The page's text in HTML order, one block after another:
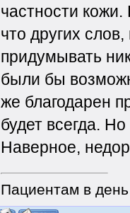
частности кожи.
что других
придумывать
были бы
же благодарен
будет всегда.
Наверное,
Пациентам в